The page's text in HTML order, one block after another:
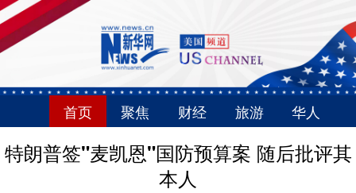
首页 聚焦 财经 旅游 华人
特朗普签"麦凯恩"国防预算案 随后批评其
本人